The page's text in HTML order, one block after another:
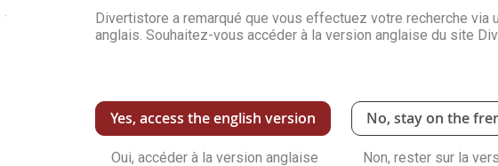
son adresse…
Divertistore a remarqué que vous effectuez votre recherche via
anglais. Souhaitez-vous accéder à la version anglaise du site
Yes, access the english version
Oui, accéder à la version anglaise
No, stay on the
Non, rester sur la